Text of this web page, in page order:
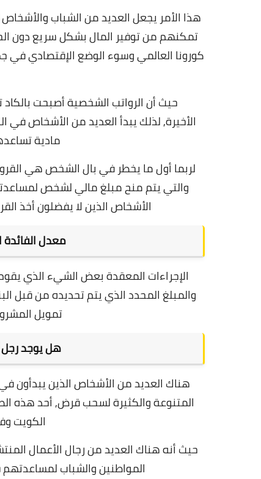
هذا الأمر يجعل العديد من الشباب
تمكنهم من توفير المال بشكل سريع دون
كورونا العالمي وسوء الوضع الإقتصادي في
حيث أن الرواتب الشخصية أصبحت
الأخيرة,لذلك يبدأ العديد من الأشخاص
مادية
لربما أول ما يخطر في بال الشخص هي
والتي يتم منح مبلغ مالي لشخص
الأشخاص الذين لا يفضلون أخذ
معدل
الإجراءات المعقدة بعض الشيء الذي
والمبلغ المحدد الذي يتم تحديده من قبل
تمويل
هل يوجد
هناك العديد من الأشخاص الذين يبدأون
المتنوعة والكثيرة لسحب قرض,أحد هذه
الكويت
حيث أنه هناك العديد من رجال الأعمال
المواطنين والشباب